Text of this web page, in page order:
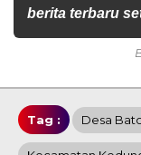
berita terbaru
Tag : Desa